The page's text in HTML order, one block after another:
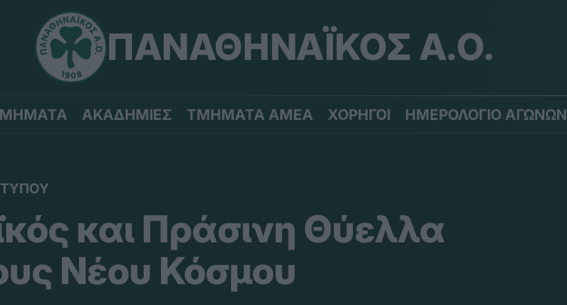
ΠΑΝΑΘΗΝΑΪΚΟΣ Α.Ο.
ΑΚΑΔΗΜΙΕΣ ΤΜΗΜΑΤΑ ΑΜΕΑ ΧΟΡΗΓΟΙ ΗΜΕΡΟΛΟΓΙΟ ΑΓΩΝΩΝ
ΤΥΠΟΥ
και Πράσινη Θύελλα
Νέου Κόσμου